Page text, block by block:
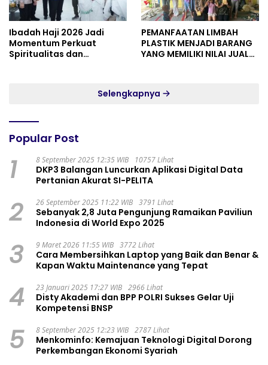
Ibadah Haji 2026 Jadi
Momentum Perkuat
Spiritualitas dan
PEMANFAATAN LIMBAH
PLASTIK MENJADI BARANG
YANG MEMILIKI NILAI JUAL
Selengkapnya
Popular Post
1 8 September 2025 12:35 WIB 10757 Lihat
DKP3 Balangan Luncurkan Aplikasi Digital Data
Pertanian Akurat SI-PELITA
2 26 September 2025 11:22 WIB 3791 Lihat
Sebanyak 2,8 Juta Pengunjung Ramaikan Paviliun
Indonesia di World Expo 2025
3 9 Maret 2026 11:55 WIB 3772 Lihat
Cara Membersihkan Laptop yang Baik dan Benar &
Kapan Waktu Maintenance yang Tepat
4 23 Januari 2025 17:27 WIB 2966 Lihat
Disty Akademi dan BPP POLRI Sukses Gelar Uji
Kompetensi BNSP
5 8 September 2025 12:23 WIB 2787 Lihat
Menkominfo: Kemajuan Teknologi Digital Dorong
Perkembangan Ekonomi Syariah